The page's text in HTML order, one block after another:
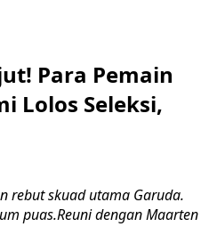
Para Pemain
Lolos Seleksi,
rebut skuad utama Garuda.
puas.Reuni dengan Maarten